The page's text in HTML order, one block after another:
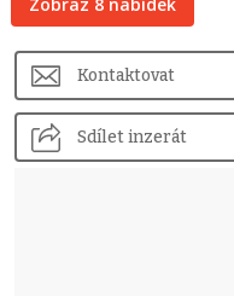
Kontaktovat
Sdílet inzerát